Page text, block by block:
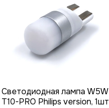
Светодиодная лампа W5W
T10-PRO Philips version, 1шт